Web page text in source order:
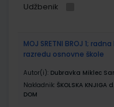
Udžbenik
MOJ SRETNI BROJ 1;
razredu osnovne škole
Autor(i): Dubravka Miklec
Nakladnik: ŠKOLSKA KNJIGA
DOM